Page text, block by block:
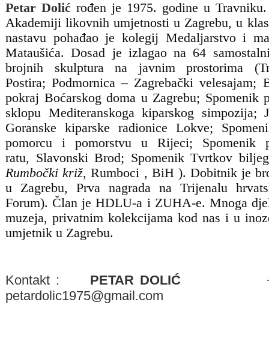
Petar Dolić rođen je 1975. godine u
Akademiji likovnih umjetnosti u Zagrebu, u
nastavu pohađao je kolegij Medaljarstvo i
Mataušića. Dosad je izlagao na 64
brojnih skulptura na javnim prostorima (
Postira;Podmornica – Zagrebački velesajam;
pokraj Boćarskog doma u Zagrebu; Spomenik
sklopu Mediteranskoga kiparskog simpozija;
Goranske kiparske radionice Lokve;
pomorcu i pomorstvu u Rijeci; Spomenik
ratu, Slavonski Brod; Spomenik Tvrtkov
Rumbočki križ, Rumboci , BiH ). Dobitnik je
u Zagrebu, Prva nagrada na Trijenalu
Forum). Član je HDLU-a i ZUHA-e. Mnoga
muzeja, privatnim kolekcijama kod nas i u
umjetnik u Zagrebu.
Kontakt : PETAR DOLIĆ +385
petardolic1975@gmail.com